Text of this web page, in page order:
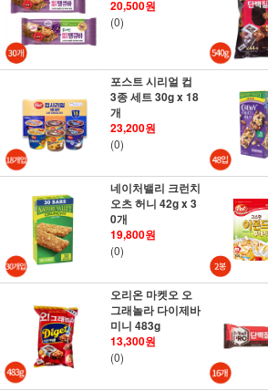
20,500원
(0)
포스트 시리얼 컵
3종 세트 30g x 18
개
23,200원
(0)
네이처밸리 크런치
오츠 허니 42g x 3
0개
19,800원
(0)
오리온 마켓오 오
그래놀라 다이제바
미니 483g
13,300원
(0)